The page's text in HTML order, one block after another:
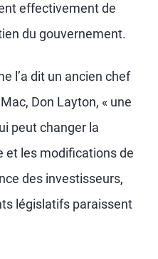
effectivement de
du gouvernement.
l’a dit un ancien chef
Don Layton, « une
peut changer la
et les modifications de
des investisseurs,
législatifs paraissent